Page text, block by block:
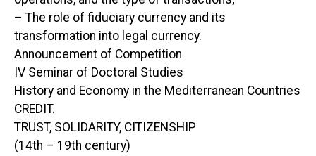
– The role of fiduciary currency and its
transformation into legal currency.
Announcement of Competition
IV Seminar of Doctoral Studies
History and Economy in the Mediterranean Countries
CREDIT.
TRUST, SOLIDARITY, CITIZENSHIP
(14th – 19th century)